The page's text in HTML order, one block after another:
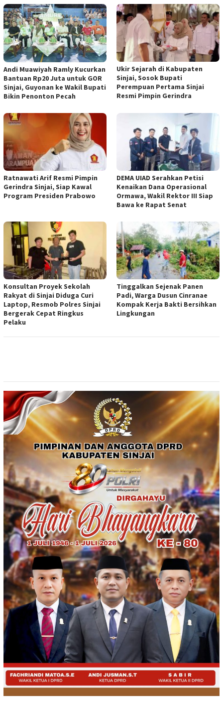
Andi Muawiyah Ramly Kucurkan
Bantuan Rp20 Juta untuk GOR
Sinjai, Guyonan ke Wakil Bupati
Bikin Penonton Pecah
Ukir Sejarah di Kabupaten
Sinjai, Sosok Bupati
Perempuan Pertama Sinjai
Resmi Pimpin Gerindra
Ratnawati Arif Resmi Pimpin
Gerindra Sinjai, Siap Kawal
Program Presiden Prabowo
DEMA UIAD Serahkan Petisi
Kenaikan Dana Operasional
Ormawa, Wakil Rektor III Siap
Bawa ke Rapat Senat
Konsultan Proyek Sekolah
Rakyat di Sinjai Diduga Curi
Laptop, Resmob Polres Sinjai
Bergerak Cepat Ringkus
Pelaku
Tinggalkan Sejenak Panen
Padi, Warga Dusun Cinranae
Kompak Kerja Bakti Bersihkan
Lingkungan